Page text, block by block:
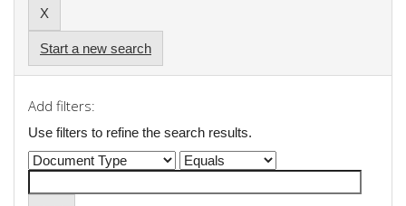
Start a new search
Add filters:
Use filters to refine the search results.